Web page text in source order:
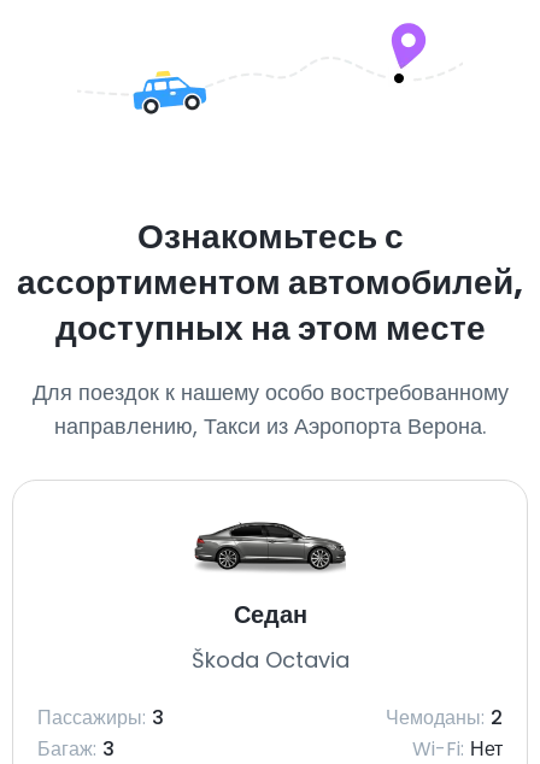
Ознакомьтесь с
ассортиментом автомобилей,
доступных на этом месте
Для поездок к нашему особо востребованному
направлению, Такси из Аэропорта Верона.
Седан
Škoda Octavia
Пассажиры: 3 Чемоданы: 2
Багаж: 3 Wi-Fi: Нет